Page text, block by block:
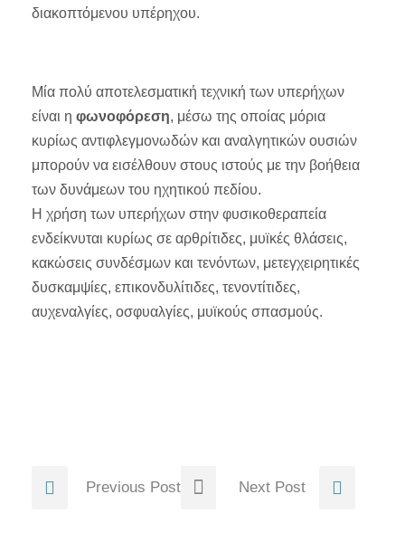
διακοπτόμενου υπέρηχου.
Μία πολύ αποτελεσματική τεχνική των υπερήχων
είναι η φωνοφόρεση, μέσω της οποίας μόρια
κυρίως αντιφλεγμονωδών και αναλγητικών ουσιών
μπορούν να εισέλθουν στους ιστούς με την βοήθεια
των δυνάμεων του ηχητικού πεδίου.
Η χρήση των υπερήχων στην φυσικοθεραπεία
ενδείκνυται κυρίως σε αρθρίτιδες, μυϊκές θλάσεις,
κακώσεις συνδέσμων και τενόντων, μετεγχειρητικές
δυσκαμψίες, επικονδυλίτιδες, τενοντίτιδες,
αυχεναλγίες, οσφυαλγίες, μυϊκούς σπασμούς.
Previous Post Next Post